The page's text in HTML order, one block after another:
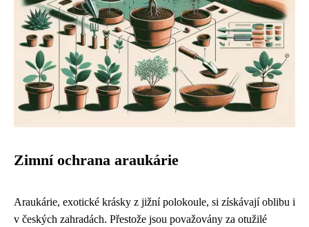
Zimní ochrana araukárie
Araukárie, exotické krásky z jižní polokoule, si získávají oblibu i
v českých zahradách. Přestože jsou považovány za otužilé